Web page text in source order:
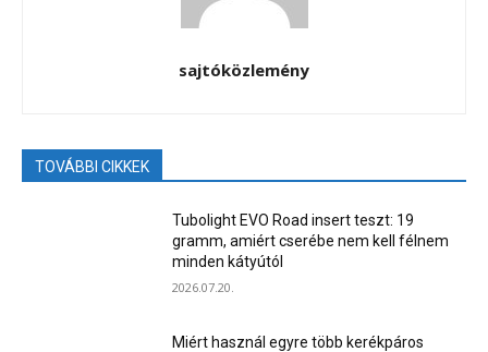
sajtóközlemény
TOVÁBBI CIKKEK
Tubolight EVO Road insert teszt: 19
gramm, amiért cserébe nem kell félnem
minden kátyútól
2026.07.20.
Miért használ egyre több kerékpáros